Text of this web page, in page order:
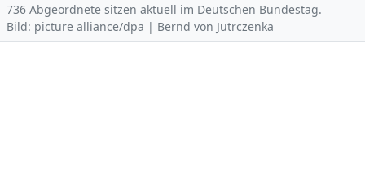
736 Abgeordnete sitzen aktuell im Deutschen Bundestag.
Bild: picture alliance/dpa | Bernd von Jutrczenka